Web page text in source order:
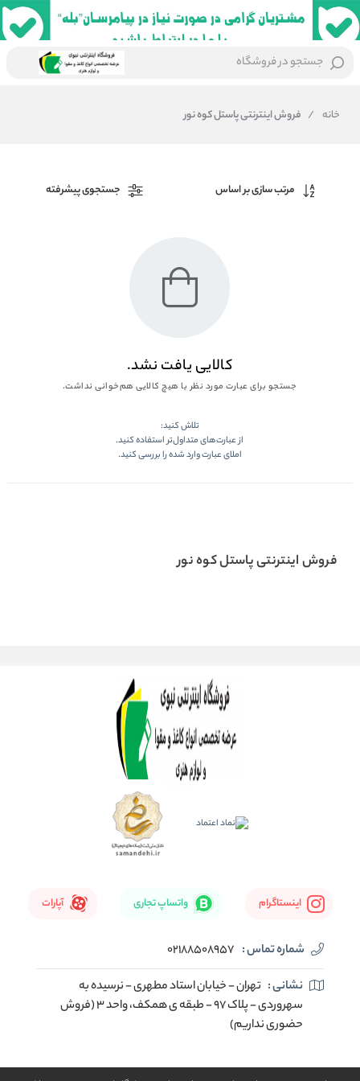
جستجو در فروشگاه
خانه / فروش اینترنتی پاستل کوه نور
مرتب سازی بر اساس جستجوی پیشرفته
کالایی یافت نشد.
جستجو برای عبارت مورد نظر با هیچ کالایی هم‌خوانی نداشت.
تلاش کنید:
از عبارت‌های متداول‌تر استفاده کنید.
املای عبارت وارد شده را بررسی کنید.
فروش اینترنتی پاستل کوه نور
اینستاگرام واتساپ تجاری آپارات
شماره تماس : 02188508957
نشانی : تهران - خیابان استاد مطهری - نرسیده به
سهروردی - پلاک 97 - طبقه ی همکف، واحد 3 (فروش
حضوری نداریم)